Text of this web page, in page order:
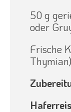
50 g
oder
Frische